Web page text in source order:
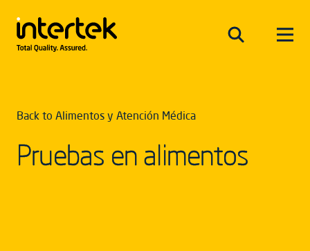
Back to Alimentos y Atención Médica
Pruebas en alimentos